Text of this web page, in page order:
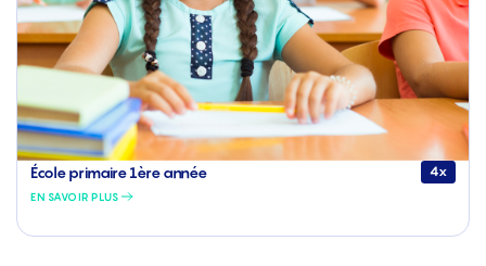
École primaire 1ère année 4x
EN SAVOIR PLUS